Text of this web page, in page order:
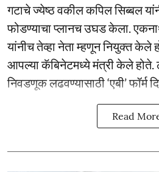
गटाचे ज्येष्ठ वकील कपिल सिब्बल
फोडण्याचा प्लानच उघड केला.
यांनीच तेव्हा नेता म्हणून नियुक्त केले
आपल्या कॅबिनेटमध्ये मंत्री केले होते.
निवडणूक लढवण्यासाठी ‘एबी’ फॉर्म
Read